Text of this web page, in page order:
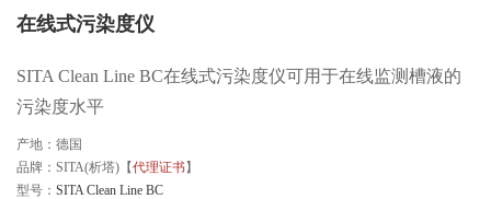
在线式污染度仪
SITA Clean Line BC在线式污染度仪可用于在线监测槽液的
污染度水平
产地：德国
品牌：SITA(析塔)【代理证书】
型号： SITA Clean Line BC